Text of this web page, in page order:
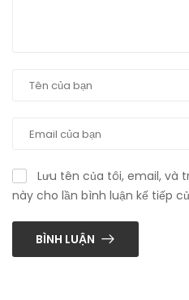
Lưu tên của tôi, email, và
này cho lần bình luận kế tiếp
BÌNH LUẬN